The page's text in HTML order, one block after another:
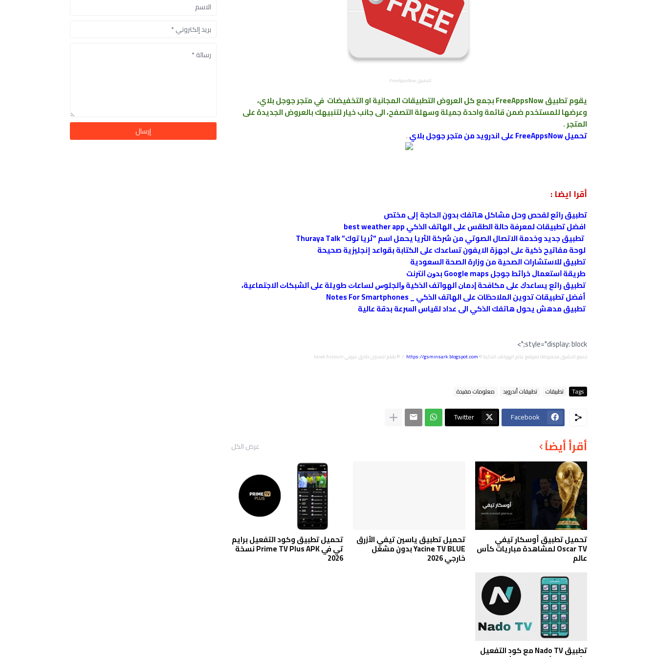
التطبيق FreeAppsNow
يقوم تطبيق FreeAppsNow بجمع كل العروض التطبيقات المجانية او التخفيضات في متجر جوجل بلاي،
وعرضها للمستخدم ضمن قائمة واحدة جميلة وسهلة التصفح، الى جانب خيار لتنبيهك بالعروض الجديدة على
المتجر .
تحميل FreeAppsNow على اندرويد من متجر جوجل بلاي
.
أقرا ايضا :
تطبيق رائع لفحص وحل مشاكل هاتفك بدون الحاجة إلى مختص
افضل تطبيقات لمعرفة حالة الطقس على الهاتف الذكي best weather app
تطبيق جديد وخدمة الاتصال الصوتي من شركة الثريا يحمل اسم “ثريا توك” Thuraya Talk
لوحة مفاتيح ذكية على اجهزة الايفون تساعدك على الكتابة بقواعد إنجليزية صحيحة
تطبيق للاستشارات الصحية من وزارة الصحة السعودية
ﻃﺮﻳﻘﺔ ﺍﺳﺘﻌﻤﺎﻝ ﺧﺮﺍﺋﻂ ﺟﻮﺟﻞ Google maps ﺑﺪﻭﻥ ﺍﻧﺘﺮﻧﺖ
ﺗﻄﺒﻴﻖ رائع ﻳﺴﺎﻋﺪﻙ ﻋﻠﻰ ﻣﻜﺎﻓﺤﺔ ﺇﺩﻣﺎﻥ ﺍﻟﻬﻮﺍﺗﻒ ﺍﻟﺬﻛﻴﺔ ﻭﺍﻟﺠﻠﻮﺱ ﻟﺴﺎﻋﺎﺕ ﻃﻮﻳﻠﺔ ﻋﻠﻰ ﺍﻟﺸﺒﻜﺎﺕ ﺍﻻﺟﺘﻤﺎﻋﻴﺔ،
أفضل تطبيقات تدوين الملاحظات على الهاتف الذكي _ Notes For Smartphones
تطبيق مدهش يحول هاتفك الذكي الى عداد لقياس السرعة بدقة عالية
style="display: block;">
جميع الحقيق محفوظة لموقع عالم الهواتف الذكية ©https://gsminsark.blogspot.com
./ © بقلم المدون طارق عزوني tarek Azzouni
Tags تطبيقات تطبيقات أندرويد معلومات مفيدة
Facebook
Twitter
أقرأ أيضاً عرض الكل
تحميل تطبيق أوسكار تيفي
Oscar TV لمشاهدة مباريات كأس
عالم
تحميل تطبيق ياسين تيفي الأزرق
Yacine TV BLUE بدون مشغل
خارجي 2026
تحميل تطبيق وكود التفعيل برايم
تي في Prime TV Plus APK نسخة
2026
تطبيق Nado TV مع كود التفعيل